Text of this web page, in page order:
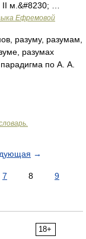
II м.&#8230; …
Ефремовой
разуму, разумам,
разумах
по А. А.
→
7 8
9
18+